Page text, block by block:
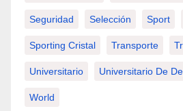
Seguridad Selección Sport
Sporting Cristal Transporte
Universitario Universitario De
World